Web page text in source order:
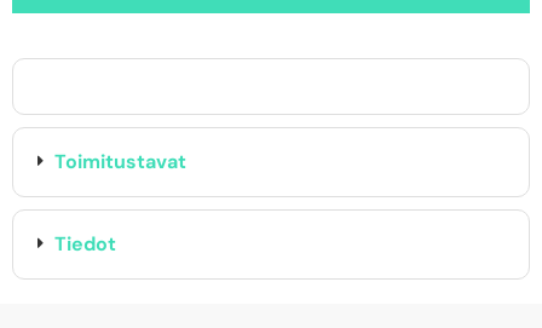
Toimitustavat
Tiedot